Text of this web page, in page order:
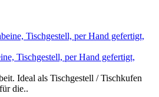
Tischgestell, per Hand gefertigt,
Ideal als Tischgestell / Tischkufen
die..